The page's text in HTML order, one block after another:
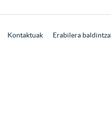
Kontaktuak Erabilera